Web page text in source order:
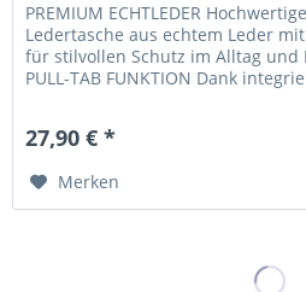
PREMIUM ECHTLEDER
Ledertasche aus echtem Leder
für stilvollen Schutz im Alltag und
PULL-TAB FUNKTION Dank
27,90 € *
Merken